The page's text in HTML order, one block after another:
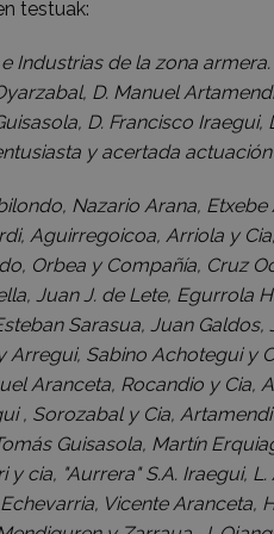
testuak:
Industrias de la zona
D. Manuel
D. Francisco
y acertada
Nazario Arana,
Aguirregoicoa, Arriola y
Orbea y Compañía, Cruz
Juan J. de Lete, Egurrola
Sarasua, Juan
Sabino Achotegui y
Aranceta, Rocandio y
, Sorozabal y Cia,
Guisasola, Martín
y cia, "Aurrera" S.A. Iraegui,
Vicente